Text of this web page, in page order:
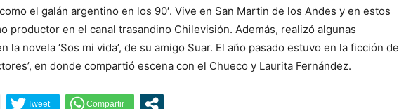
el galán argentino en los 90′. Vive en San Martin de los Andes y en estos
productor en el canal trasandino Chilevisión. Además, realizó algunas
la novela ‘Sos mi vida’, de su amigo Suar. El año pasado estuvo en la ficción de
en donde compartió escena con el Chueco y Laurita Fernández.